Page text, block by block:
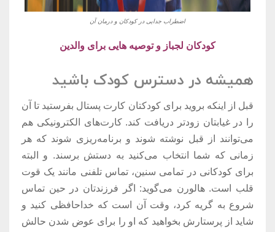
اضطراب جدایی در کودکان و درمان آن
کودکان لجباز و توصیه هایی برای والدین
همیشه در دسترس کودک باشید
قبل از اینکه بروید برای کودکتان کارت پستال بفرستید تا آن
را در غیابتان زودتر دریافت کند. کارت‌های الکترونیکی هم
می‌توانند از قبل نوشته شوند و برنامه‌ریزی شوند که هر
زمانی که شما انتخاب می‌کنید به دستش برسند. و البته
برای کودکانی در تمامی سنین، تماس تلفنی مانند یک قوت
قلب است. هالورن می‌گوید: اگر فرزندتان در حین تماس
شروع به گریه کرد، وقت آن است که خداحافظی کنید و
شاید از پرستارش بخواهید که او را برای عوض شدن حالش